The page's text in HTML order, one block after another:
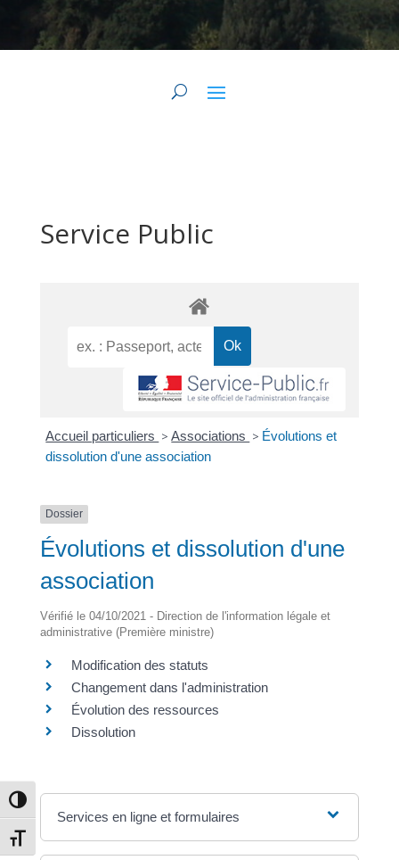
Passer en contraste élevé
Changer la taille de la police
Service Public
Accueil particuliers > Associations > Évolutions et
dissolution d'une association
Dossier
Évolutions et dissolution d'une
association
Vérifié le 04/10/2021 - Direction de l'information légale et
administrative (Première ministre)
Modification des statuts
Changement dans l'administration
Évolution des ressources
Dissolution
Services en ligne et formulaires